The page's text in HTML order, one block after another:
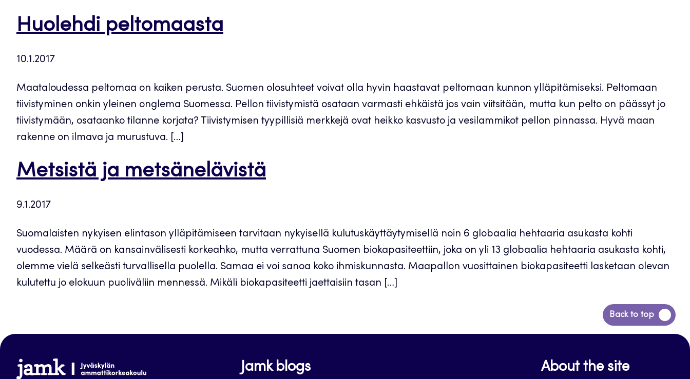
Huolehdi peltomaasta
10.1.2017
Maataloudessa peltomaa on kaiken perusta. Suomen olosuhteet voivat olla hyvin haastavat peltomaan kunnon ylläpitämiseksi. Peltomaan
tiivistyminen onkin yleinen onglema Suomessa. Pellon tiivistymistä osataan varmasti ehkäistä jos vain viitsitään, mutta kun pelto on päässyt jo
tiivistymään, osataanko tilanne korjata? Tiivistymisen tyypillisiä merkkejä ovat heikko kasvusto ja vesilammikot pellon pinnassa. Hyvä maan
rakenne on ilmava ja murustuva. […]
Metsistä ja metsänelävistä
9.1.2017
Suomalaisten nykyisen elintason ylläpitämiseen tarvitaan nykyisellä kulutuskäyttäytymisellä noin 6 globaalia hehtaaria asukasta kohti
vuodessa. Määrä on kansainvälisesti korkeahko, mutta verrattuna Suomen biokapasiteettiin, joka on yli 13 globaalia hehtaaria asukasta kohti,
olemme vielä selkeästi turvallisella puolella. Samaa ei voi sanoa koko ihmiskunnasta. Maapallon vuosittainen biokapasiteetti lasketaan olevan
kulutettu jo elokuun puoliväliin mennessä. Mikäli biokapasiteetti jaettaisiin tasan […]
Back to top
Siirry
takaisin
www.jamk.fi Jamk blogs About the site